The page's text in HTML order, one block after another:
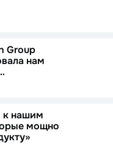
Group
нам
к нашим
мощно